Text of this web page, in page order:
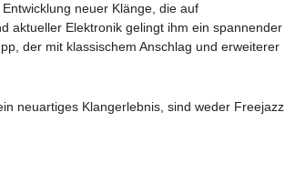
neuer Klänge, die auf
aktueller Elektronik gelingt ihm ein spannender
der mit klassischem Anschlag und erweiterer
neuartiges Klangerlebnis, sind weder Freejazz